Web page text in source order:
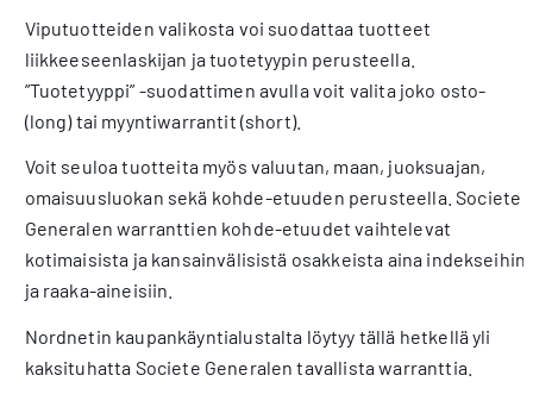
Viputuotteiden valikosta voi suodattaa tuotteet
liikkeeseenlaskijan ja tuotetyypin perusteella.
”Tuotetyyppi” -suodattimen avulla voit valita joko osto-
(long) tai myyntiwarrantit (short).
Voit seuloa tuotteita myös valuutan, maan, juoksuajan,
omaisuusluokan sekä kohde-etuuden perusteella. Societe
Generalen warranttien kohde-etuudet vaihtelevat
kotimaisista ja kansainvälisistä osakkeista aina indekseihin
ja raaka-aineisiin.
Nordnetin kaupankäyntialustalta löytyy tällä hetkellä yli
kaksituhatta Societe Generalen tavallista warranttia.